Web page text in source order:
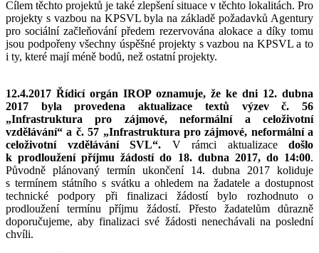
Cílem těchto projektů je také zlepšení situace v těchto lokalitách. Pro
projekty s vazbou na KPSVL byla na základě požadavků Agentury
pro sociální začleňování předem rezervována alokace a díky tomu
jsou podpořeny všechny úspěšné projekty s vazbou na KPSVL a to
i ty, které mají méně bodů, než ostatní projekty.
12.4.2017 Řídicí orgán IROP oznamuje, že ke dni 12. dubna
2017 byla provedena aktualizace textů výzev č. 56
„Infrastruktura pro zájmové, neformální a celoživotní
vzdělávání“ a č. 57 „Infrastruktura pro zájmové, neformální a
celoživotní vzdělávání SVL“. V rámci aktualizace došlo
k prodloužení příjmu žádostí do 18. dubna 2017, do 14:00.
Původně plánovaný termín ukončení 14. dubna 2017 koliduje
s termínem státního s svátku a ohledem na žadatele a dostupnost
technické podpory při finalizaci žádostí bylo rozhodnuto o
prodloužení termínu příjmu žádostí. Přesto žadatelům důrazně
doporučujeme, aby finalizaci své žádosti nenechávali na poslední
chvíli.